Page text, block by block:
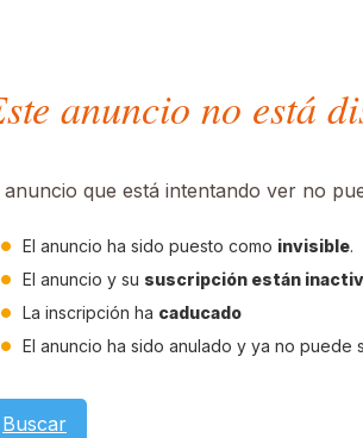
anuncio no está
anuncio que está intentando ver no
El anuncio ha sido puesto como invisible.
El anuncio y su suscripción están
La inscripción ha caducado
El anuncio ha sido anulado y ya no puede
Buscar